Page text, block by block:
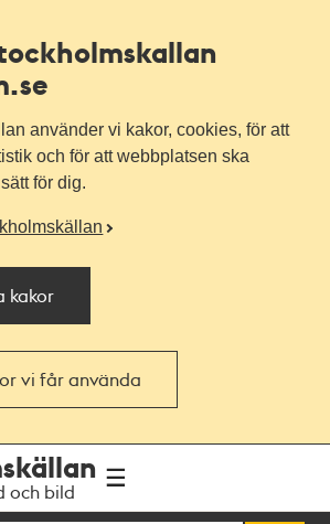
använder vi kakor, cookies, för att
och för att webbplatsen ska
för dig.
kakor
vi får använda
och bild